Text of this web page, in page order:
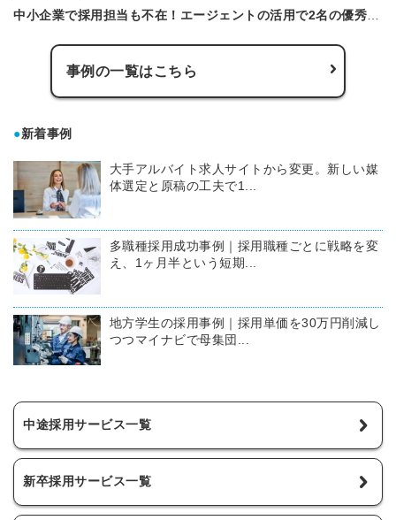
事例の一覧はこちら
●新着事例
大手アルバイト求人サイトから変更。新しい媒
体選定と原稿の工夫で1...
多職種採用成功事例｜採用職種ごとに戦略を変
え、1ヶ月半という短期...
地方学生の採用事例｜採用単価を30万円削減し
つつマイナビで母集団...
中途採用サービス一覧
新卒採用サービス一覧